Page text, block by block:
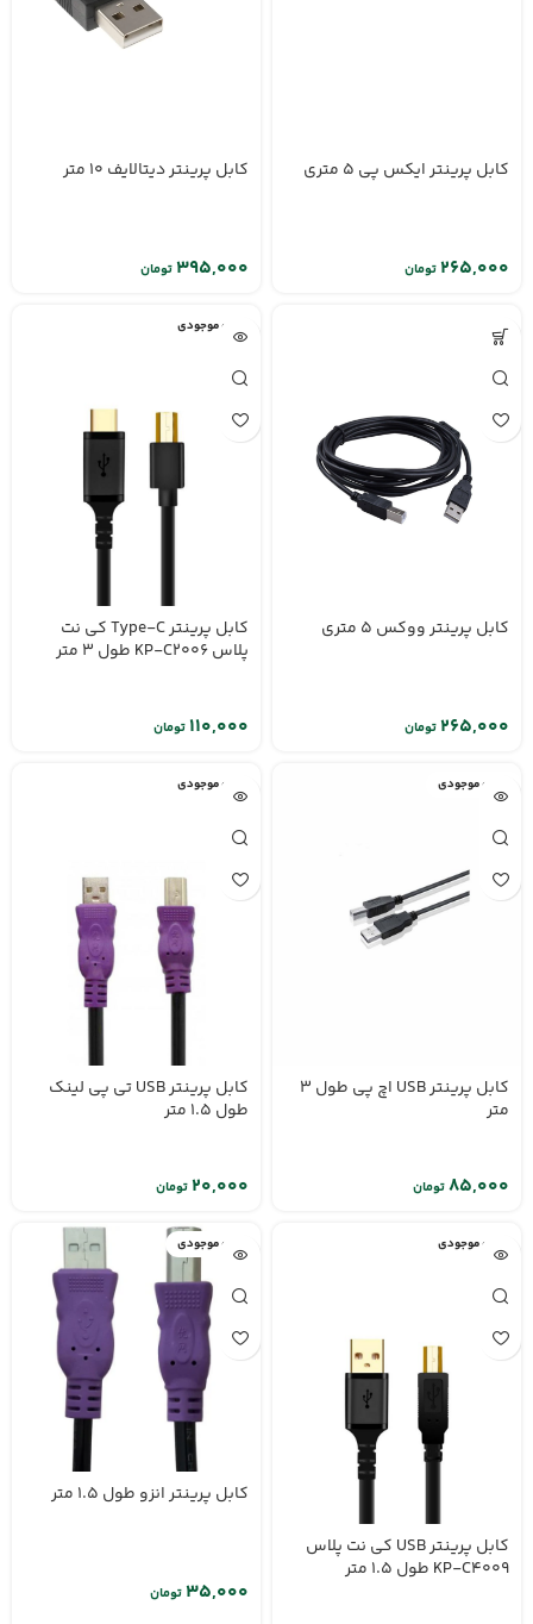
کابل پرینتر ایکس پی 5 متری
تومان
کابل پرینتر دیتالایف 10 متر
تومان
کابل پرینتر ووکس 5 متری
تومان
اتمام موجودی
کابل پرینتر Type-C کی نت
پلاس KP-C2006 طول 3 متر
تومان
اتمام موجودی
کابل پرینتر USB اچ پی طول 3
متر
تومان
اتمام موجودی
کابل پرینتر USB تی پی لینک
طول 1.5 متر
تومان
اتمام موجودی
کابل پرینتر USB کی نت پلاس
KP-C4009 طول 1.5 متر
اتمام موجودی
کابل پرینتر انزو طول 1.5 متر
تومان